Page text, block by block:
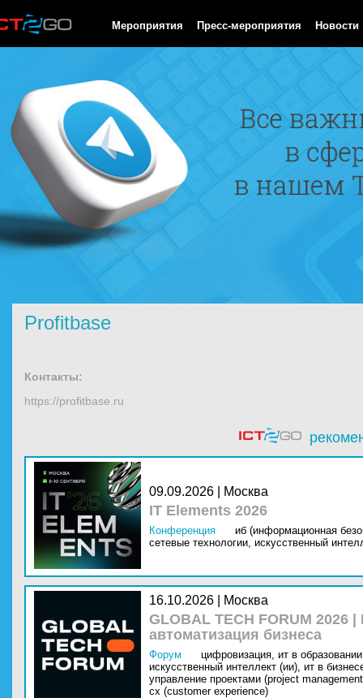
Мероприятия Пресс-мероприятия Новости
Profitbase
Контакты:
https://profitbase.ru
09.09.2026 | Москва
IT Elements 2026
Конференция
иб (информационная
сетевые технологии, искусственный
16.10.2026 | Москва
GLOBAL TECH FORUM
автоматизация бизнеса
Форум цифровизация, ит в
искусственный интеллект (ии), ит в
управление проектами (project
cx (customer experience)